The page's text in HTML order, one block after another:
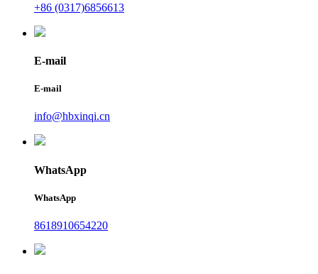
+86 (0317)6856613
E-mail
E-mail
info@hbxinqi.cn
WhatsApp
WhatsApp
8618910654220